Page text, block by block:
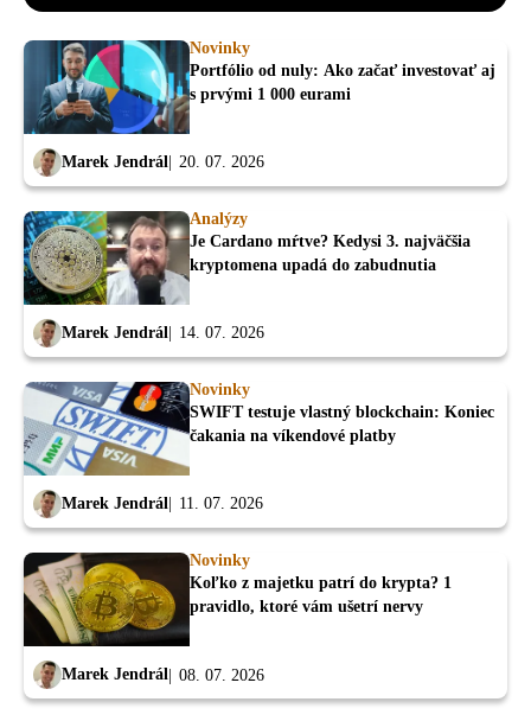
Novinky
Portfólio od nuly: Ako začať investovať aj
s prvými 1 000 eurami
Marek Jendrál 20. 07. 2026
Analýzy
Je Cardano mŕtve? Kedysi 3. najväčšia
kryptomena upadá do zabudnutia
Marek Jendrál 14. 07. 2026
Novinky
SWIFT testuje vlastný blockchain: Koniec
čakania na víkendové platby
Marek Jendrál 11. 07. 2026
Novinky
Koľko z majetku patrí do krypta? 1
pravidlo, ktoré vám ušetrí nervy
Marek Jendrál 08. 07. 2026